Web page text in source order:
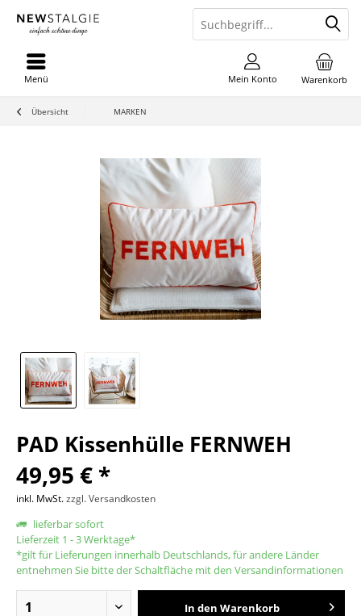
Warenkorb
Mein Konto
Menü
Übersicht MARKEN
PAD Kissenhülle FERNWEH
49,95 € *
inkl. MwSt.zzgl. Versandkosten
lieferbar sofort
Lieferzeit 1 - 3 Werktage*
*gilt für Lieferungen innerhalb Deutschlands, für andere Länder
entnehmen Sie bitte der Schaltfläche mit den Versandinformationen
In den Warenkorb